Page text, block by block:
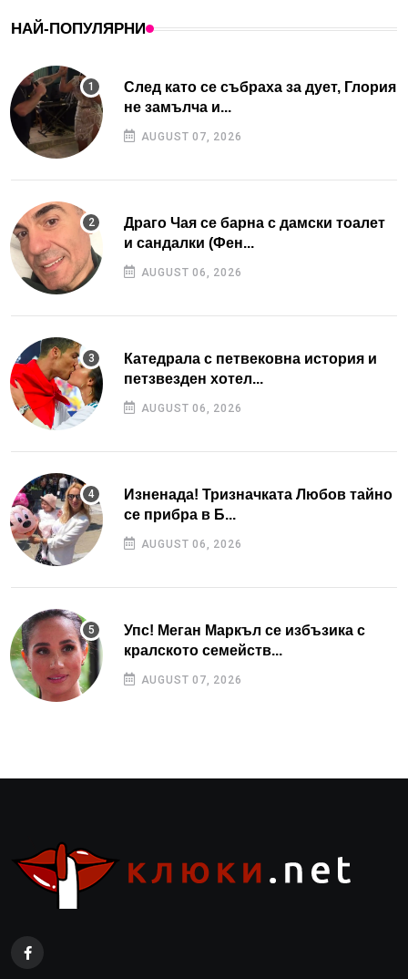
НАЙ-ПОПУЛЯРНИ
След като се събраха за дует, Глория
не замълча и...
AUGUST 07, 2026
Драго Чая се барна с дамски тоалет
и сандалки (Фен...
AUGUST 06, 2026
Катедрала с петвековна история и
петзвезден хотел...
AUGUST 06, 2026
Изненада! Тризначката Любов тайно
се прибра в Б...
AUGUST 06, 2026
Упс! Меган Маркъл се избъзика с
кралското семейств...
AUGUST 07, 2026